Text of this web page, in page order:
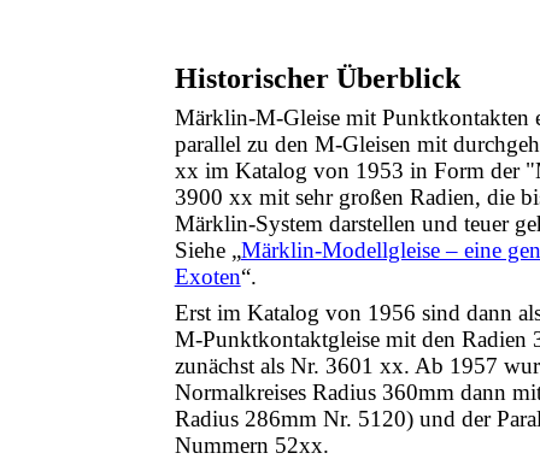
Historischer Überblick
Märklin-M-Gleise mit Punktkontakten
parallel zu den M-Gleisen mit
xx im Katalog von 1953 in Form der
3900 xx mit sehr großen Radien, die
Märklin-System darstellen und teuer
Siehe „Märklin-Modellgleise – eine
Exoten“.
Erst im Katalog von 1956 sind dann
M‑Punktkontaktgleise mit den
zunächst als Nr. 3601 xx. Ab 1957
Normalkreises Radius 360mm dann
Radius 286mm Nr. 5120) und der
Nummern 52xx.